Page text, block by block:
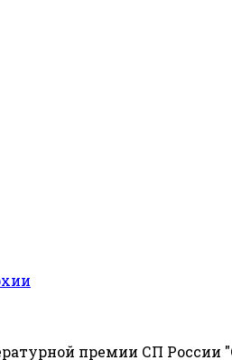
премии СП России